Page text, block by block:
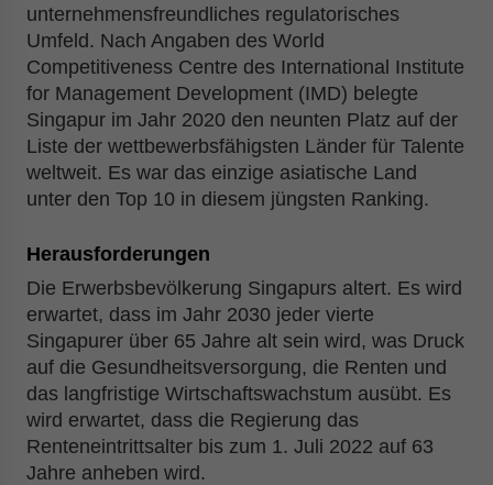
unternehmensfreundliches regulatorisches
Umfeld. Nach Angaben des World
Competitiveness Centre des International Institute
for Management Development (IMD) belegte
Singapur im Jahr 2020 den neunten Platz auf der
Liste der wettbewerbsfähigsten Länder für Talente
weltweit. Es war das einzige asiatische Land
unter den Top 10 in diesem jüngsten Ranking.
Herausforderungen
Die Erwerbsbevölkerung Singapurs altert. Es wird
erwartet, dass im Jahr 2030 jeder vierte
Singapurer über 65 Jahre alt sein wird, was Druck
auf die Gesundheitsversorgung, die Renten und
das langfristige Wirtschaftswachstum ausübt. Es
wird erwartet, dass die Regierung das
Renteneintrittsalter bis zum 1. Juli 2022 auf 63
Jahre anheben wird.